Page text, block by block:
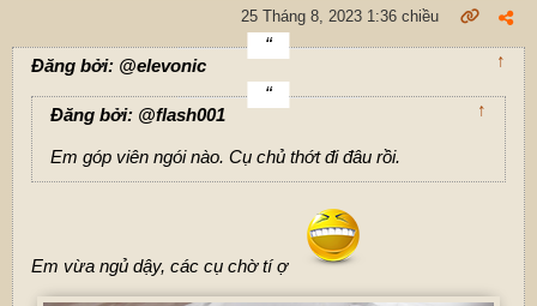
25 Tháng 8, 2023 1:36 chiều
Đăng bởi: @elevonic ↑
Đăng bởi: @flash001 ↑
Em góp viên ngói nào. Cụ chủ thớt đi đâu rồi.
Em vừa ngủ dậy, các cụ chờ tí ợ